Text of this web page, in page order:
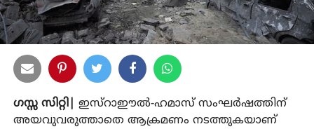
ഗസ്സ സിറ്റി|
ഇസ്‌റാഈല്‍-ഹമാസ് സംഘര്‍ഷത്തിന്
അയവുവരുത്താതെ ആക്രമണം നടത്തുകയാണ്